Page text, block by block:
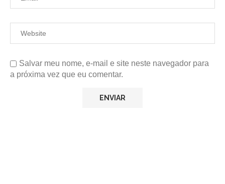
Salvar meu nome, e-mail e site neste navegador para
a próxima vez que eu comentar.